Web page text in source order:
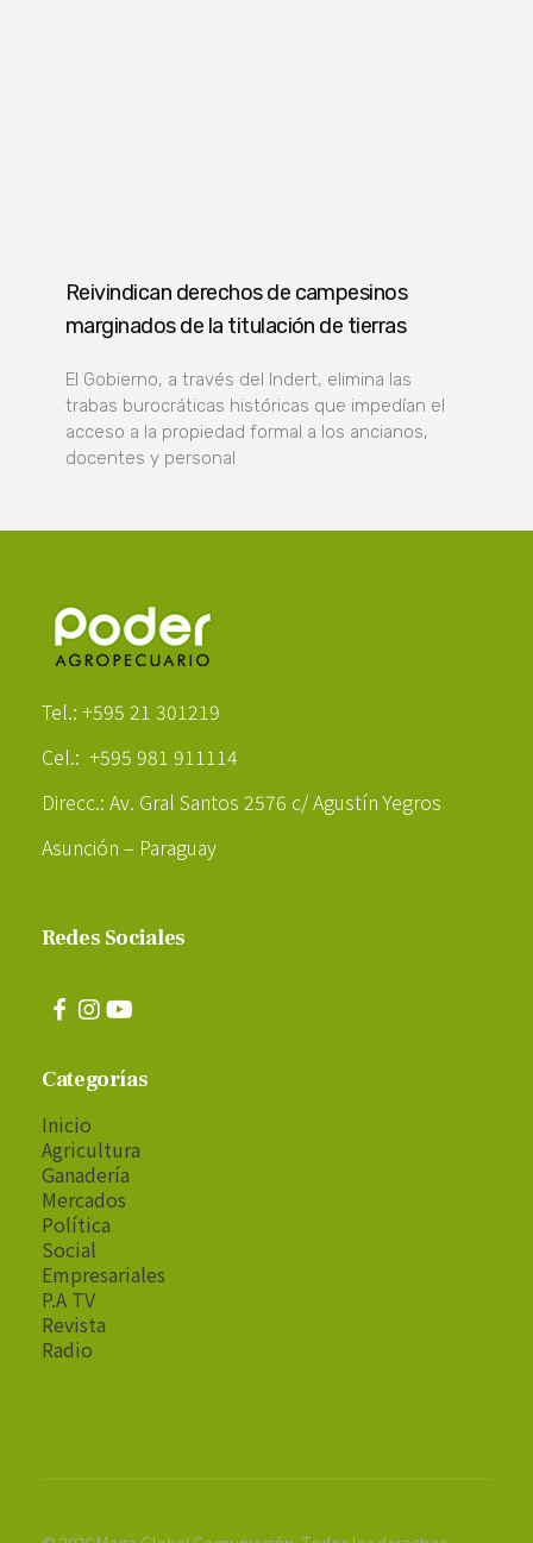
Reivindican derechos de campesinos
marginados de la titulación de tierras
El Gobierno, a través del Indert, elimina las
trabas burocráticas históricas que impedían el
acceso a la propiedad formal a los ancianos,
docentes y personal
Tel.: +595 21 301219
Cel.: +595 981 911114
Direcc.: Av. Gral Santos 2576 c/ Agustín Yegros
Asunción – Paraguay
Redes Sociales
Categorías
Inicio
Agricultura
Ganadería
Mercados
Política
Social
Empresariales
P.A TV
Revista
Radio